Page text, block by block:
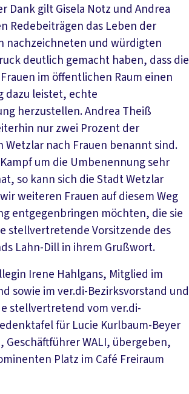
Dank gilt Gisela Notz und Andrea
Redebeiträgen das Leben der
nachzeichneten und würdigten
deutlich gemacht haben, dass die
im öffentlichen Raum einen
dazu leistet, echte
herzustellen. Andrea Theiß
nur zwei Prozent der
Wetzlar nach Frauen benannt sind.
um die Umbenennung sehr
so kann sich die Stadt Wetzlar
weiteren Frauen auf diesem Weg
entgegenbringen möchten, die sie
stellvertretende Vorsitzende des
Lahn-Dill in ihrem Grußwort.
Irene Hahlgans, Mitglied im
sowie im ver.di-Bezirksvorstand und
stellvertretend vom ver.di-
für Lucie Kurlbaum-Beyer
Geschäftführer WALI, übergeben,
Platz im Café Freiraum